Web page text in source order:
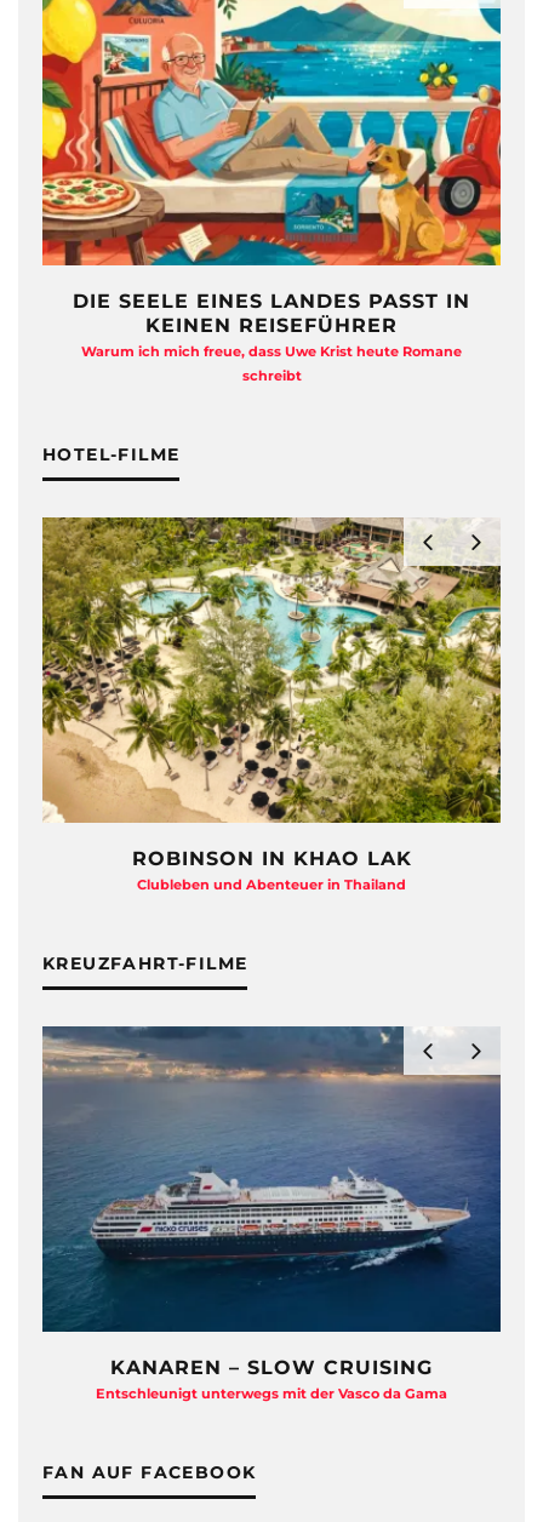
FREIHEIT AUF ZWÖLF
QUADRATMETERN
Anja Kocherscheidts „Lasterleben“ ist kein Aussteiger-
Kitsch
HOTEL-FILME
HAYMAN ISLAND – QUEENSLAND
Beton-Beauty am Barrier Reef
KREUZFAHRT-FILME
ZDF TRAUMSCHIFF HAUTNAH
Eine Backstage-Reportage von den Dreharbeiten
FAN AUF FACEBOOK